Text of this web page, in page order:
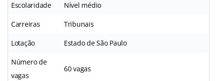
Escolaridade Nível médio
Carreiras Tribunais
Lotação Estado de São Paulo
Número de
vagas
60 vagas